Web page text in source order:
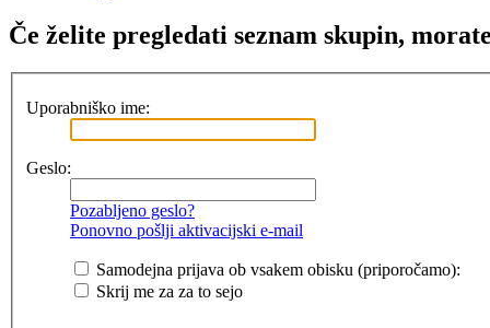
Če želite pregledati seznam skupin,
Uporabniško ime:
Geslo:
Pozabljeno geslo?
Ponovno pošlji aktivacijski e-mail
Samodejna prijava ob vsakem obisku (priporočamo):
Skrij me za za to sejo